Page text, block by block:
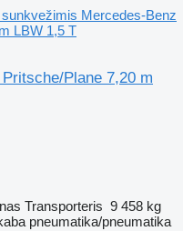
Mercedes-Benz
LBW 1,5 T
Plane 7,20 m
Transporteris 9 458 kg
pneumatika/pneumatika